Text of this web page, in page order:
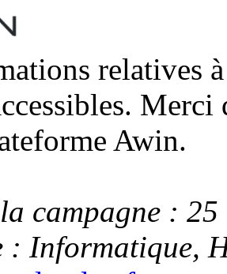
relatives
Awin.
campagne :
: Informatique,